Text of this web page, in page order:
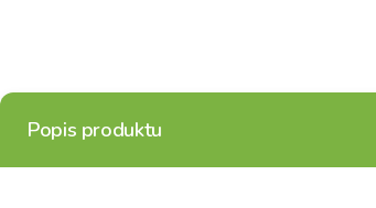
Popis produktu